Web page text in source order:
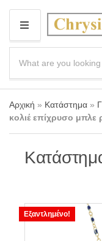
M
E
U
a
t
e
o
r
h
p
Αρχική » Κατάστημα »
κολιέ επίχρυσο μπλε
Εξαντλημένο!